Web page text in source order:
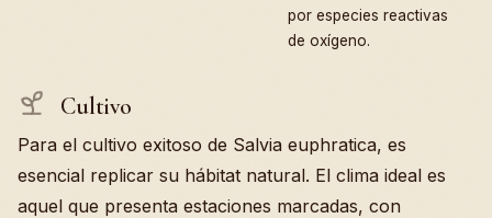
por especies reactivas
de oxígeno.
Cultivo
Para el cultivo exitoso de Salvia euphratica, es
esencial replicar su hábitat natural. El clima ideal es
aquel que presenta estaciones marcadas, con